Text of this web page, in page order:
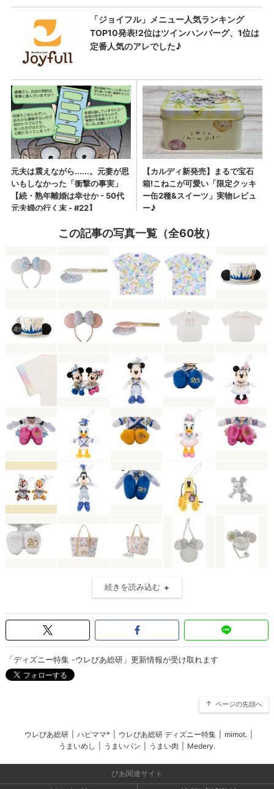
この記事の写真一覧（全60枚）
続きを読み込む
「ディズニー特集 -ウレぴあ総研」更新情報が受け取れます
ページの先頭へ
ウレぴあ総研 ハピママ* ウレぴあ総研 ディズニー特集 mimot.
うまいめし
うまいパン うまい肉 Medery.
ぴあ関連サイト